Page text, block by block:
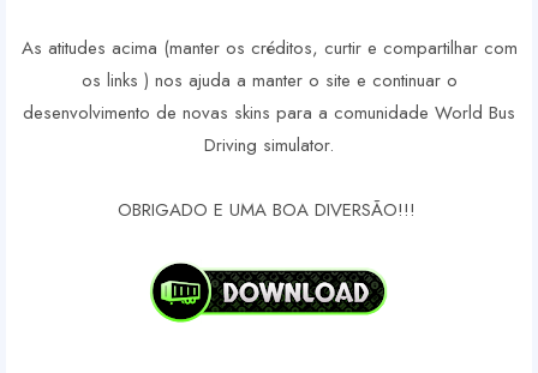
As atitudes acima (manter os créditos, curtir e compartilhar com
os links ) nos ajuda a manter o site e continuar o
desenvolvimento de novas skins para a comunidade World Bus
Driving simulator.
OBRIGADO E UMA BOA DIVERSÃO!!!